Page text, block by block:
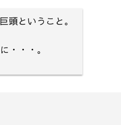
頭ということ。
・・・。